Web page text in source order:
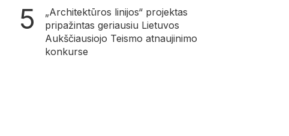
„Architektūros linijos“ projektas
pripažintas geriausiu Lietuvos
Aukščiausiojo Teismo atnaujinimo
konkurse